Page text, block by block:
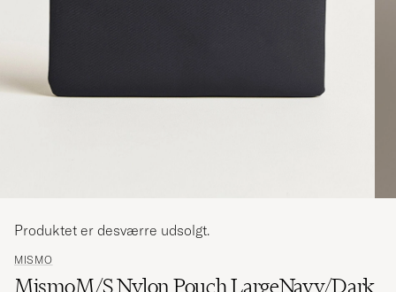
MISMO
MismoM/S Nylon Pouch LargeNavy/Dark
Produktet er desværre udsolgt.